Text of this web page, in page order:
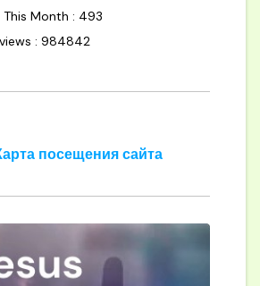
This Month : 493
: 984842
посещения сайта